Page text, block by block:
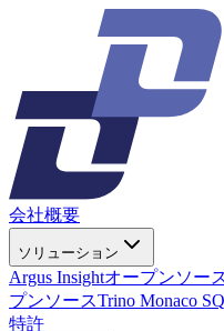
会社概要
ソリューション
Argus Insightオープンソー
プンソースTrino Monaco
特許